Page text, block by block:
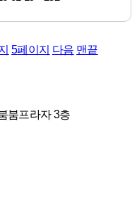
5페이지 다음 맨끝
붐프라자 3층